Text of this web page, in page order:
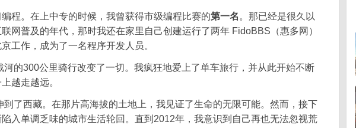
程。在上中专的时候，我曾获得市级编程比赛的第一名 。那已经是很久以
网普及的年代，那时我还在家里自己创建运行了两年 FidoBBS（惠多网）
工作，成为了一名程序开发人员。
河的300公里骑行改变了一切。我疯狂地爱上了单车旅行，并从此开始不断
越走越远。
到了西藏。在那片高海拔的土地上，我见证了生命的无限可能。然而，接下
入单调乏味的城市生活轮回。直到2012年，我意识到自己再也无法忽视荒